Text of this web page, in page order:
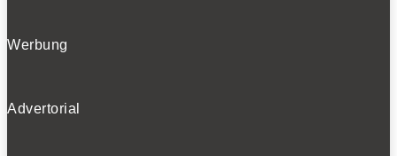
Werbung
Advertorial